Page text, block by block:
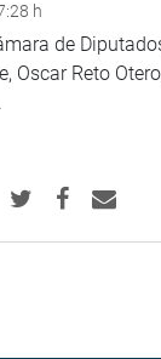
h
de
Oscar Reto